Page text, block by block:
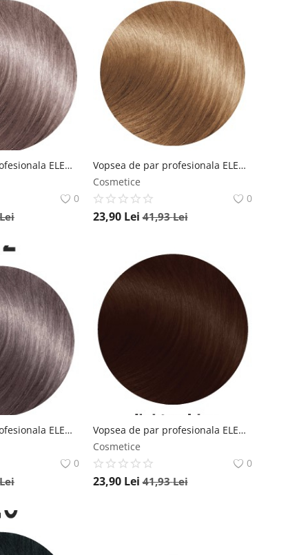
Vopsea de par profesionala ELEMENT 8.2 Light Irise Blonde 100ml Element
0
Lei
Vopsea de par profesionala ELEMENT 8S Light Sand Beige Blonde 100ml Element
Cosmetice
0
23,90 Lei 41,93Lei
Vopsea de par profesionala ELEMENT 7.2 Irise Blonde 100ml Element
0
Lei
Vopsea de par profesionala ELEMENT 5.35 Light Golden Mahogany Brown 100ml Element
Cosmetice
0
23,90 Lei 41,93Lei